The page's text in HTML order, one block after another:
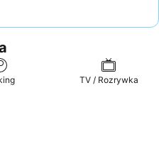
idealny do
śniadania serwowane w
pobyt, warto
TV / Rozrywka